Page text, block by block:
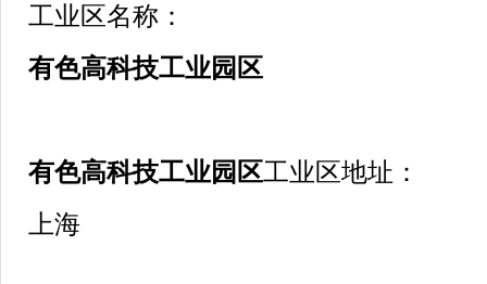
工业区名称：
有色高科技工业园区
有色高科技工业园区工业区地址：
上海